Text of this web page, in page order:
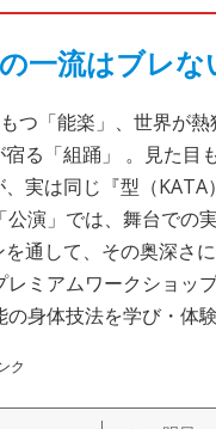
一流はブレな
つ「能楽」、世界が熱
る「組踊」 。見た目
実は同じ『型（KATA
演」では、舞台での
を通して、その奥深さ
レミアムワークショッ
身体技法を学び・体験
ク